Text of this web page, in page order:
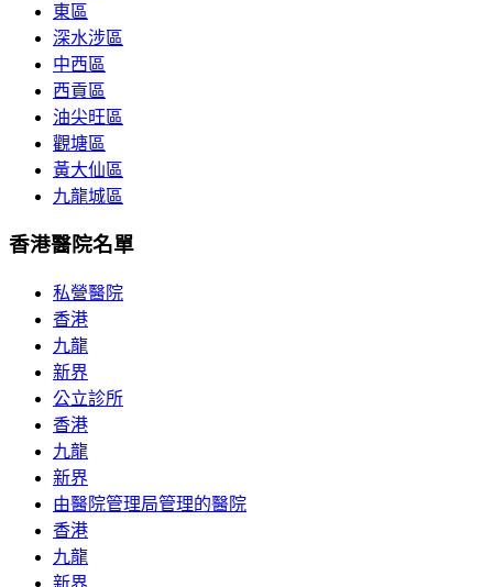
東區
深水涉區
中西區
西貢區
油尖旺區
觀塘區
黃大仙區
九龍城區
香港醫院名單
私營醫院
香港
九龍
新界
公立診所
香港
九龍
新界
由醫院管理局管理的醫院
香港
九龍